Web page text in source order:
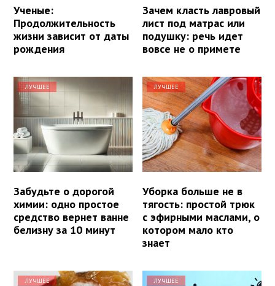
Ученые:
Продолжительность
жизни зависит от даты
рождения
Зачем класть лавровый
лист под матрас или
подушку: речь идет
вовсе не о примете
ЛУЧШЕЕ
Забудьте о дорогой
химии: одно простое
средство вернет ванне
белизну за 10 минут
ЛУЧШЕЕ
Уборка больше не в
тягость: простой трюк
с эфирными маслами, о
котором мало кто
знает
ЛУЧШЕЕ ЛУЧШЕЕ